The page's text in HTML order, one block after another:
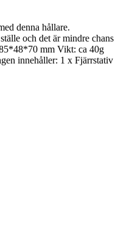
denna hållare.
och det är mindre chans
mm Vikt: ca 40g
innehåller: 1 x Fjärrstativ